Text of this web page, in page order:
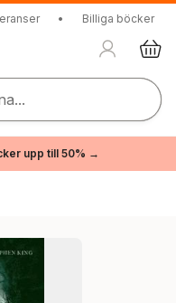
• Billiga böcker
upp till 50% →